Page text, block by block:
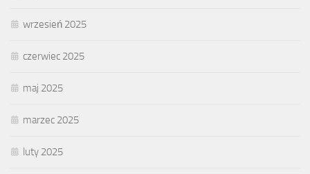
wrzesień 2025
czerwiec 2025
maj 2025
marzec 2025
luty 2025